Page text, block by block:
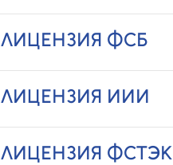
ЛИЦЕНЗИЯ ФСБ
ЛИЦЕНЗИЯ ИИИ
ЛИЦЕНЗИЯ ФСТЭК